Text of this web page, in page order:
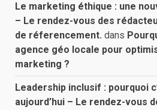
Le marketing éthique : une
– Le rendez-vous des
de réferencement. dans
agence géo locale pour
marketing ?
Leadership inclusif : pourquoi
aujourd’hui – Le rendez-vous